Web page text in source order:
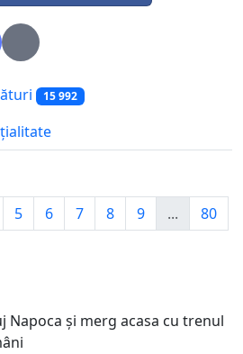
15 992
5 6 7 8 9 ...
80
Napoca și merg acasa cu trenul